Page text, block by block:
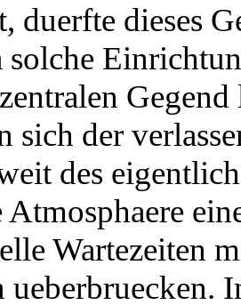
duerfte dieses
solche
sich der
des
Atmosphaere
Wartezeiten
ueberbruecken.